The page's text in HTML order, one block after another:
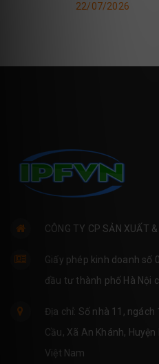
22/07/2026
CÔNG TY CP SẢN XUẤT
Giấy phép kinh doanh số
đầu tư thành phố Hà Nội
Địa chỉ: Số nhà 11, ngách
Cầu, Xã An Khánh,
Việt Nam